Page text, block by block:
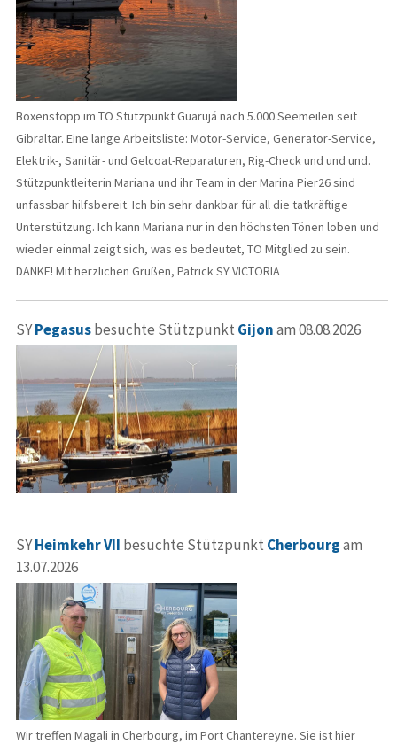
Boxenstopp im TO Stützpunkt Guarujá nach 5.000 Seemeilen seit
Gibraltar. Eine lange Arbeitsliste: Motor-Service, Generator-Service,
Elektrik-, Sanitär- und Gelcoat-Reparaturen, Rig-Check und und und.
Stützpunktleiterin Mariana und ihr Team in der Marina Pier26 sind
unfassbar hilfsbereit. Ich bin sehr dankbar für all die tatkräftige
Unterstützung. Ich kann Mariana nur in den höchsten Tönen loben und
wieder einmal zeigt sich, was es bedeutet, TO Mitglied zu sein.
DANKE! Mit herzlichen Grüßen, Patrick SY VICTORIA
SYPegasusbesuchte Stützpunkt Gijonam 08.08.2026
SYHeimkehr VII besuchte Stützpunkt Cherbourgam
13.07.2026
Wir treffen Magali in Cherbourg, im Port Chantereyne. Sie ist hier